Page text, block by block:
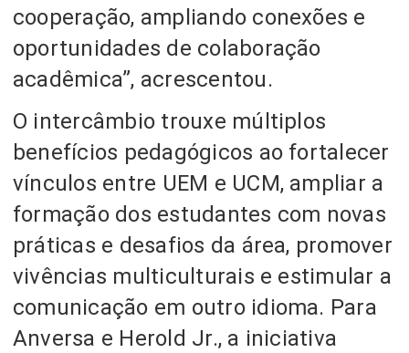
cooperação, ampliando conexões e
oportunidades de colaboração
acadêmica”, acrescentou.
O intercâmbio trouxe múltiplos
benefícios pedagógicos ao fortalecer
vínculos entre UEM e UCM, ampliar a
formação dos estudantes com novas
práticas e desafios da área, promover
vivências multiculturais e estimular a
comunicação em outro idioma. Para
Anversa e Herold Jr., a iniciativa